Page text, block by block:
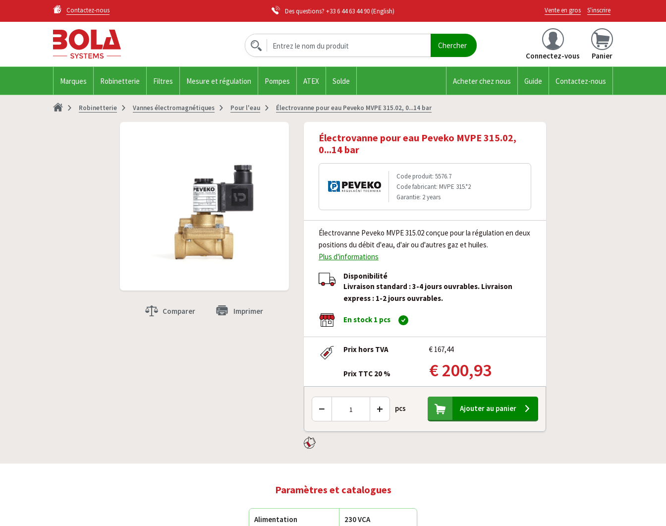
Contactez-nous Des questions? +33 6 44 63 44 90(English) Vente en gros S'inscrire
Connectez-vous Panier
Marques Robinetterie Filtres Mesure et régulation Pompes ATEX Solde Acheter chez nous Guide Contactez-nous
Robinetterie Vannes électromagnétiques Pour l'eau Électrovanne pour eau Peveko MVPE 315.02, 0...14 bar
Comparer Imprimer
Électrovanne pour eau Peveko MVPE 315.02,
0...14 bar
Code produit: 5576.7
Code fabricant: MVPE 315.*2
Garantie: 2 years
Électrovanne Peveko MVPE 315.02 conçue pour la régulation en deux
positions du débit d'eau, d'air ou d'autres gaz et huiles.
Plus d'informations
Disponibilité
Livraison standard : 3-4 jours ouvrables. Livraison
express : 1-2 jours ouvrables.
En stock 1 pcs
Prix hors TVA € 167,44
Prix TTC 20 % € 200,93
pcs
− + Ajouter au panier
Paramètres et catalogues
Alimentation 230 VCA